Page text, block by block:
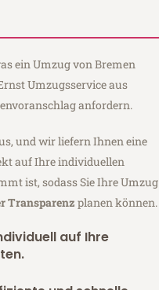
ein Umzug von Bremen
Umzugsservice aus
anfordern.
und wir liefern Ihnen eine
auf Ihre individuellen
ist, sodass Sie Ihre Umzug
Transparenz planen können.
auf Ihre